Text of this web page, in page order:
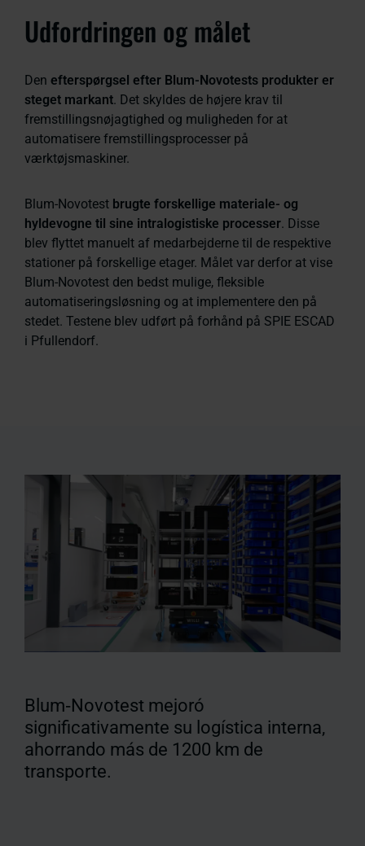
Udfordringen og målet
Den efterspørgsel efter Blum-Novotests produkter er
steget markant. Det skyldes de højere krav til
fremstillingsnøjagtighed og muligheden for at
automatisere fremstillingsprocesser på
værktøjsmaskiner.
Blum-Novotest brugte forskellige materiale- og
hyldevogne til sine intralogistiske processer. Disse
blev flyttet manuelt af medarbejderne til de respektive
stationer på forskellige etager. Målet var derfor at vise
Blum-Novotest den bedst mulige, fleksible
automatiseringsløsning og at implementere den på
stedet. Testene blev udført på forhånd på SPIE ESCAD
i Pfullendorf.
Blum‑Novotest mejoró
significativamente su logística interna,
ahorrando más de 1200 km de
transporte.